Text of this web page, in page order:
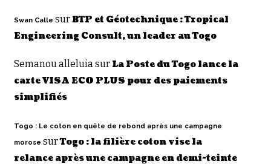
Swan Calle surBTP et Géotechnique : Tropical
Engineering Consult, un leader au Togo
Semanou alleluiasur La Poste du Togo lance la
carte VISA ECO PLUS pour des paiements
simplifiés
Togo : Le coton en quête de rebond après une campagne
morose surTogo : la filière coton vise la
relance après une campagne en demi-teinte